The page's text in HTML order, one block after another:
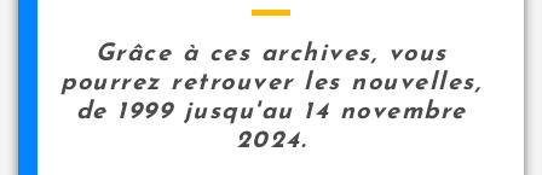
Grâce à ces archives, vous
pourrez retrouver les nouvelles,
de 1999 jusqu'au 14 novembre
2024.